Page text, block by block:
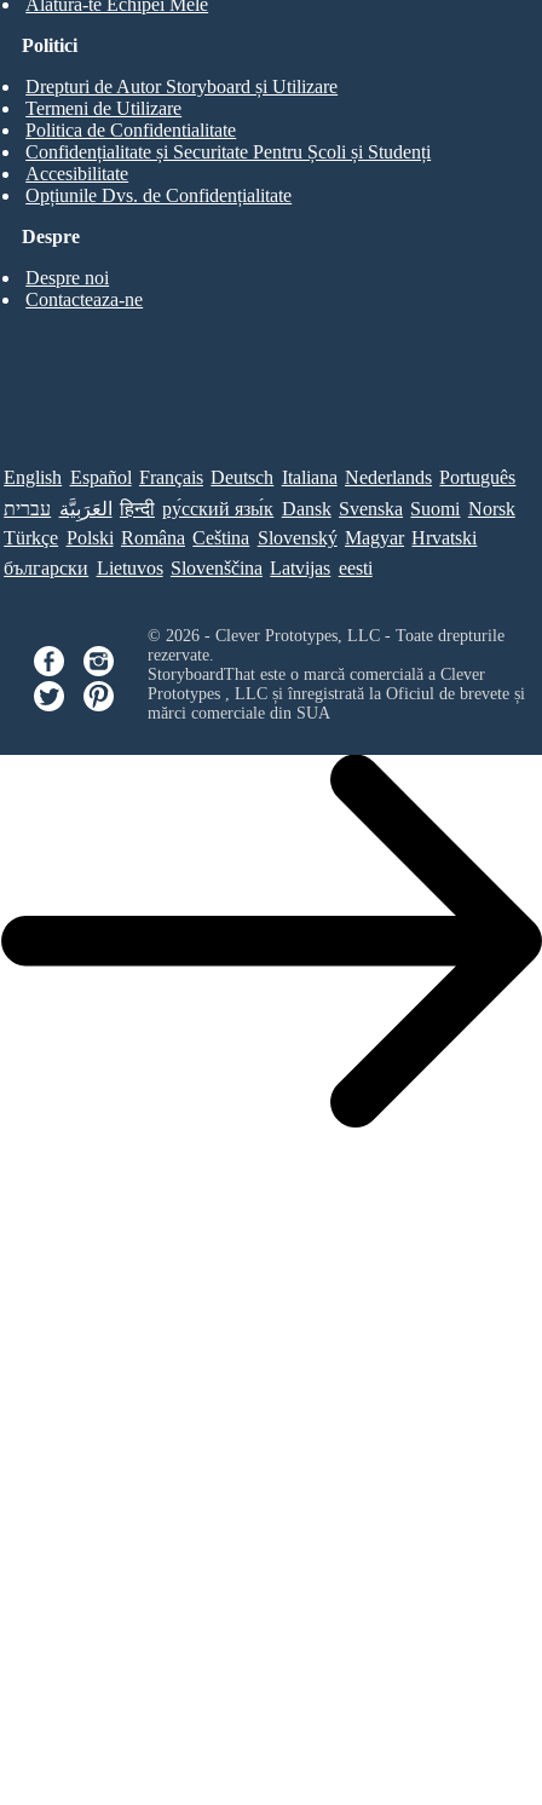
Alatura-te Echipei Mele
Despre
Despre noi
Contacteaza-ne
Politici
Drepturi de Autor Storyboard și Utilizare
Termeni de Utilizare
Politica de Confidentialitate
Confidențialitate și Securitate Pentru Școli și Studenți
Accesibilitate
Opțiunile Dvs. de Confidențialitate
English Español Français Deutsch Italiana Nederlands Português
עברית العَرَبِيَّة हिन्दी ру́сский язы́к Dansk Svenska Suomi Norsk
Türkçe Polski Româna Ceština Slovenský Magyar Hrvatski
български Lietuvos Slovenščina Latvijas eesti
© 2026 - Clever Prototypes, LLC - Toate drepturile
rezervate.
StoryboardThat este o marcă comercială a Clever
Prototypes , LLCși înregistrată la Oficiul de brevete și
mărci comerciale din SUA